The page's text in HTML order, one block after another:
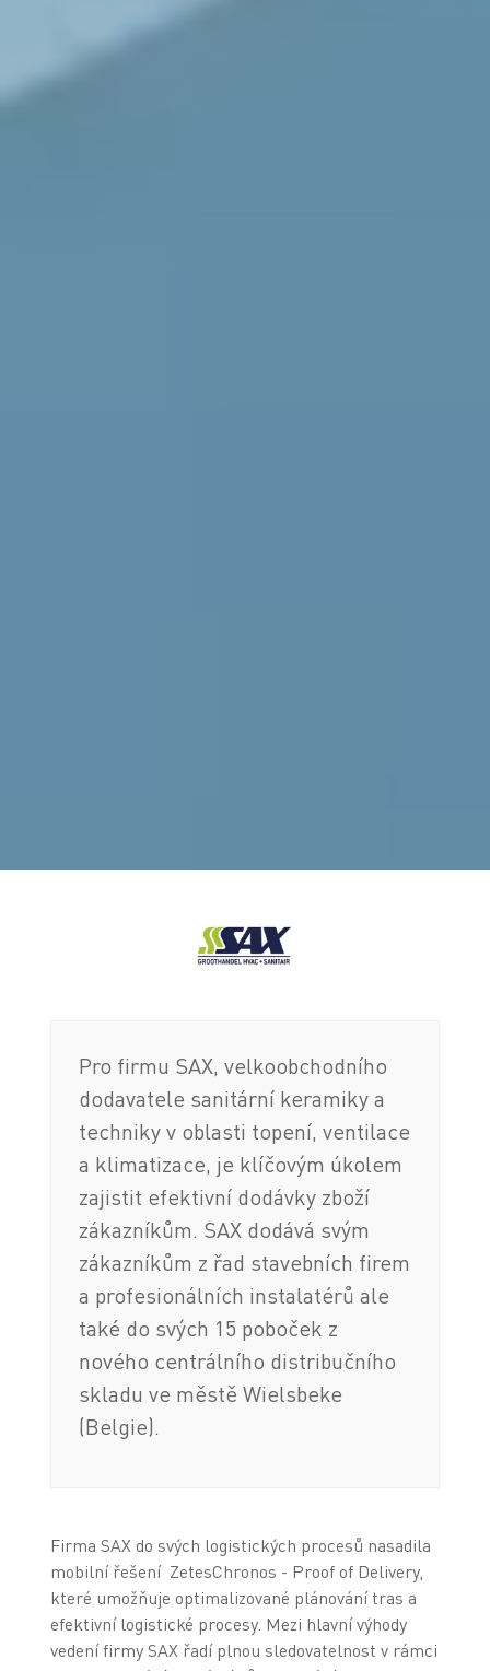
Pro firmu SAX, velkoobchodního
dodavatele sanitární keramiky a
techniky v oblasti topení, ventilace
a klimatizace, je klíčovým úkolem
zajistit efektivní dodávky zboží
zákazníkům. SAX dodává svým
zákazníkům z řad stavebních firem
a profesionálních instalatérů ale
také do svých 15 poboček z
nového centrálního distribučního
skladu ve městě Wielsbeke
(Belgie).
Firma SAX do svých logistických procesů nasadila
mobilní řešení ZetesChronos - Proof of Delivery,
které umožňuje optimalizované plánování tras a
efektivní logistické procesy. Mezi hlavní výhody
vedení firmy SAX řadí plnou sledovatelnost v rámci